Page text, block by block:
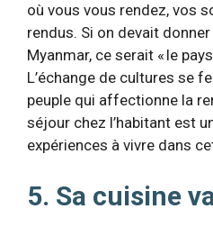
où vous vous rendez, vos
rendus. Si on devait
Myanmar, ce serait « le
L’échange de cultures se
peuple qui affectionne la
séjour chez l’habitant est
expériences à vivre dans
5. Sa cuisine